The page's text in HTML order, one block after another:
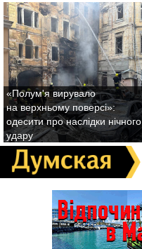
«Полум'я вирувало
на верхньому поверсі»:
одесити про наслідки нічного
удару